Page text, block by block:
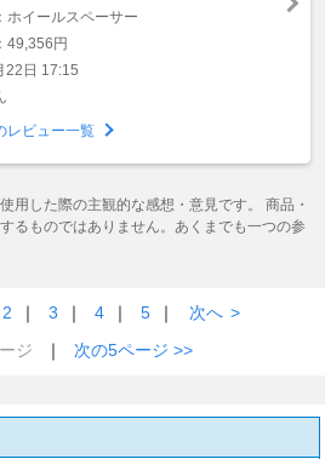
ホイールスペーサー
49,356円
22日 17:15
レビュー一覧
用した際の主観的な感想・意見です。 商品・
るものではありません。あくまでも一つの参
2 ｜ 3 ｜ 4 ｜ 5 ｜ 次へ >
ジ
｜ 次の5ページ >>